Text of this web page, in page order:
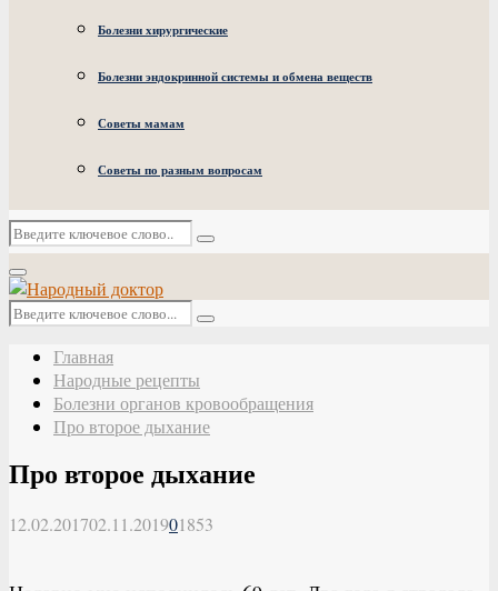
Болезни хирургические
Болезни эндокринной системы и обмена веществ
Советы мамам
Советы по разным вопросам
Искать:
Поиск
Основное
меню
Искать:
Поиск
Главная
Народные рецепты
Болезни органов кровообращения
Про второе дыхание
Про второе дыхание
12.02.201702.11.201901853